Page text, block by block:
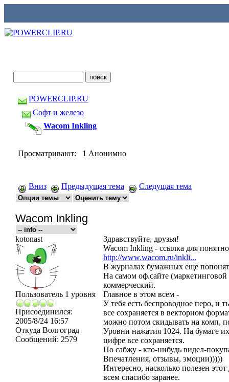
POWERCLIP.RU
Софт и железо
Wacom Inkling
Просматривают: 1 Анонимно
Вниз Предыдущая тема Следущая тема
Wacom Inkling
kotonast
Пользователь 1 уровня
Присоединился:
2005/8/24 16:57
Откуда Волгоград
Сообщений: 2579
Здравствуйте, друзья!
Wacom Inkling - ссылка для
http://www.wacom.ru/inkli...
В журналах бумажных еще
На самом оф.сайте
коммерческий.
Главное в этом всем -
У тебя есть беспроводное перо, и
все сохраняется в векторном
можно потом скидывать на комп,
Уровни нажатия 1024. На бумаге
цифре все сохраняется.
По сабжу - кто-нибудь видел-
Впечатления, отзывы, эмоции)))))
Интересно, насколько полезен этот
всем спасибо заранее.